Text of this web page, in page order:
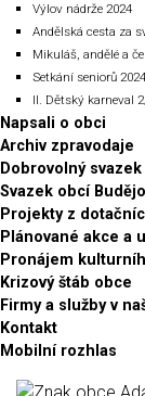
Výlov nádrže 2024
Andělská cesta za
Mikuláš, andělé a
Setkání seniorů 2024
II. Dětský karneval
Napsali o obci
Archiv zpravodaje
Dobrovolný svazek
Svazek obcí
Projekty z
Plánované akce a
Pronájem
Krizový štáb obce
Firmy a služby v
Kontakt
Mobilní rozhlas